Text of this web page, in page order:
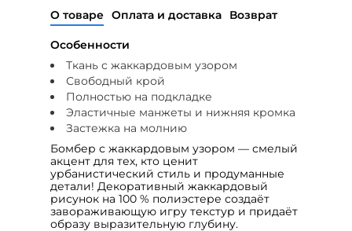
О товаре Оплата и доставка Возврат
Особенности
Ткань с жаккардовым узором
Свободный крой
Полностью на подкладке
Эластичные манжеты и нижняя кромка
Застежка на молнию
Бомбер с жаккардовым узором — смелый
акцент для тех, кто ценит
урбанистический стиль и продуманные
детали! Декоративный жаккардовый
рисунок на 100 % полиэстере создаёт
завораживающую игру текстур и придаёт
образу выразительную глубину.